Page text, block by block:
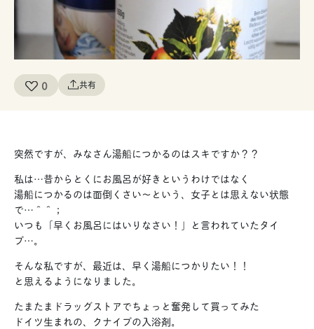
0 共有
突然ですが、みなさん湯船につかるのはスキですか？？
私は…昔からとくにお風呂が好きというわけではなく
湯船につかるのは面倒くさい〜という、女子とは思えない状態
で…＾＾；
いつも「早くお風呂にはいりなさい！」と言われていたタイ
プ…。
そんな私ですが、最近は、早く湯船につかりたい！！
と思えるようになりました。
たまたまドラッグストアでちょっと奮発して買ってみた
ドイツ生まれの、クナイプの入浴剤。